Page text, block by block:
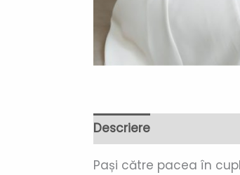
Descriere
Pași către pacea în